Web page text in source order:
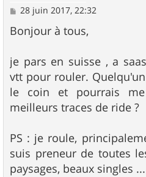
M
s
s
g
e
28 juin 2017, 22:32
Bonjour à tous,
je pars en suisse , a
vtt pour rouler.
le coin et pourrais
meilleurs traces de ride ?
PS : je roule,
suis preneur de toutes
paysages, beaux singles